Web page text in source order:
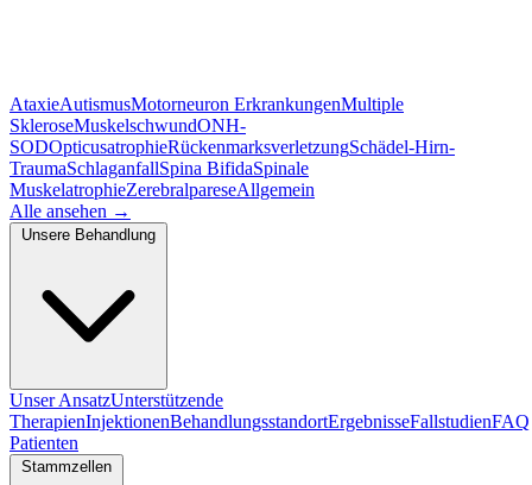
AtaxieAutismusMotorneuron ErkrankungenMultiple
SkleroseMuskelschwundONH-
SODOpticusatrophieRückenmarksverletzungSchädel-Hirn-
TraumaSchlaganfallSpina BifidaSpinale
MuskelatrophieZerebralpareseAllgemein
Alle ansehen →
Unser AnsatzUnterstützende
TherapienInjektionenBehandlungsstandortErgebnisseFallstudienFAQ
Patienten